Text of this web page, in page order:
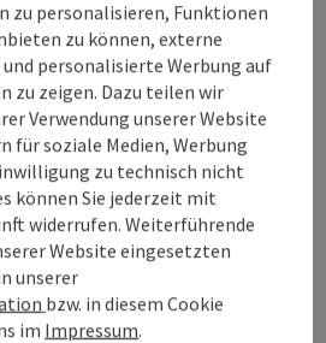
Beitrag drucken
In der Nähe
zu personalisieren, Funktionen
zu können, externe
personalisierte Werbung auf
zu zeigen. Dazu teilen wir
Verwendung unserer Website
für soziale Medien, Werbung
zu technisch nicht
können Sie jederzeit mit
widerrufen. Weiterführende
Website eingesetzten
unserer
bzw. in diesem Cookie
im Impressum.